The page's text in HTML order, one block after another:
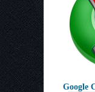
Google